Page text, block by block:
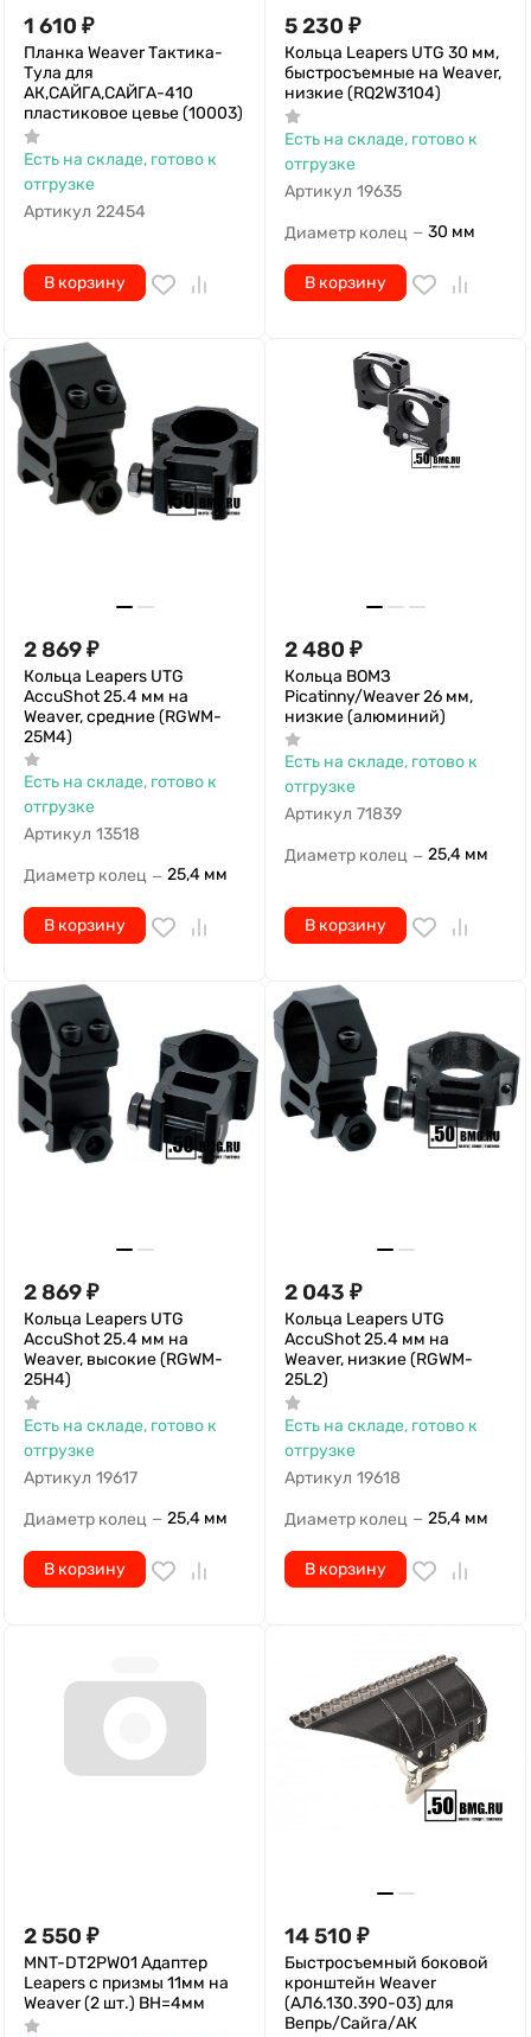
1 610 ₽
Планка Weaver Тактика-
Тула для
АК,САЙГА,САЙГА-410
пластиковое цевье (10003)
Есть на складе, готово к
отгрузке
Артикул 22454
В корзину
5 230 ₽
Кольца Leapers UTG 30 мм,
быстросъемные на Weaver,
низкие (RQ2W3104)
Есть на складе, готово к
отгрузке
Артикул 19635
Диаметр колец — 30 мм
В корзину
2 869₽
Кольца Leapers UTG
AccuShot 25.4 мм на
Weaver, средние (RGWM-
25M4)
Есть на складе, готово к
отгрузке
Артикул 13518
Диаметр колец — 25,4 мм
В корзину
2 480 ₽
Кольца ВОМЗ
Picatinny/Weaver 26 мм,
низкие (алюминий)
Есть на складе, готово к
отгрузке
Артикул 71839
Диаметр колец — 25,4 мм
В корзину
2 869₽
Кольца Leapers UTG
AccuShot 25.4 мм на
Weaver, высокие (RGWM-
25H4)
Есть на складе, готово к
отгрузке
Артикул 19617
Диаметр колец — 25,4 мм
В корзину
2 043 ₽
Кольца Leapers UTG
AccuShot 25.4 мм на
Weaver, низкие (RGWM-
25L2)
Есть на складе, готово к
отгрузке
Артикул 19618
Диаметр колец — 25,4 мм
В корзину
2 550 ₽
MNT-DT2PW01 Адаптер
Leapers с призмы 11мм на
Weaver (2 шт.) ВН=4мм
14 510 ₽
Быстросъемный боковой
кронштейн Weaver
(АЛ6.130.390-03) для
Вепрь/Сайга/АК